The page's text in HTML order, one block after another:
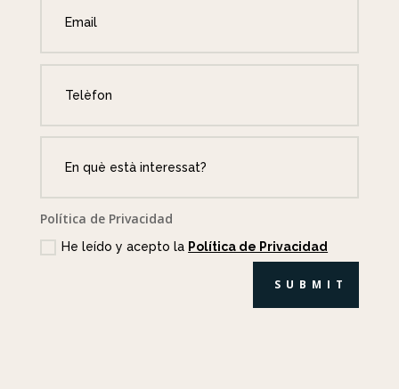
Política de Privacidad
He leído y acepto la Política de Privacidad
SUBMIT